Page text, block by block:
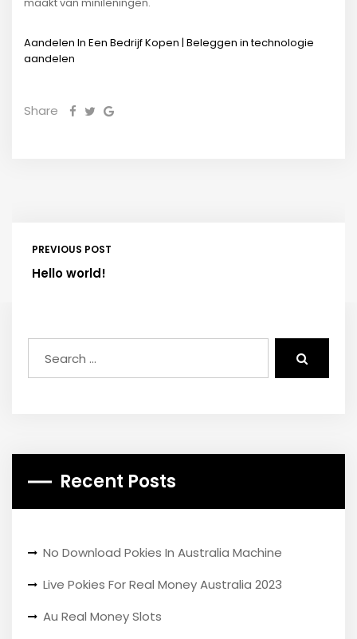
Aandelen In Een Bedrijf Kopen | Beleggen in technologie
aandelen
Share
PREVIOUS POST
Hello world!
Recent Posts
No Download Pokies In Australia Machine
Live Pokies For Real Money Australia 2023
Au Real Money Slots